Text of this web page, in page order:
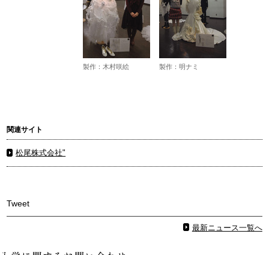
製作：木村咲絵 製作：明ナミ
関連サイト
松尾株式会社"
Tweet
最新ニュース一覧へ